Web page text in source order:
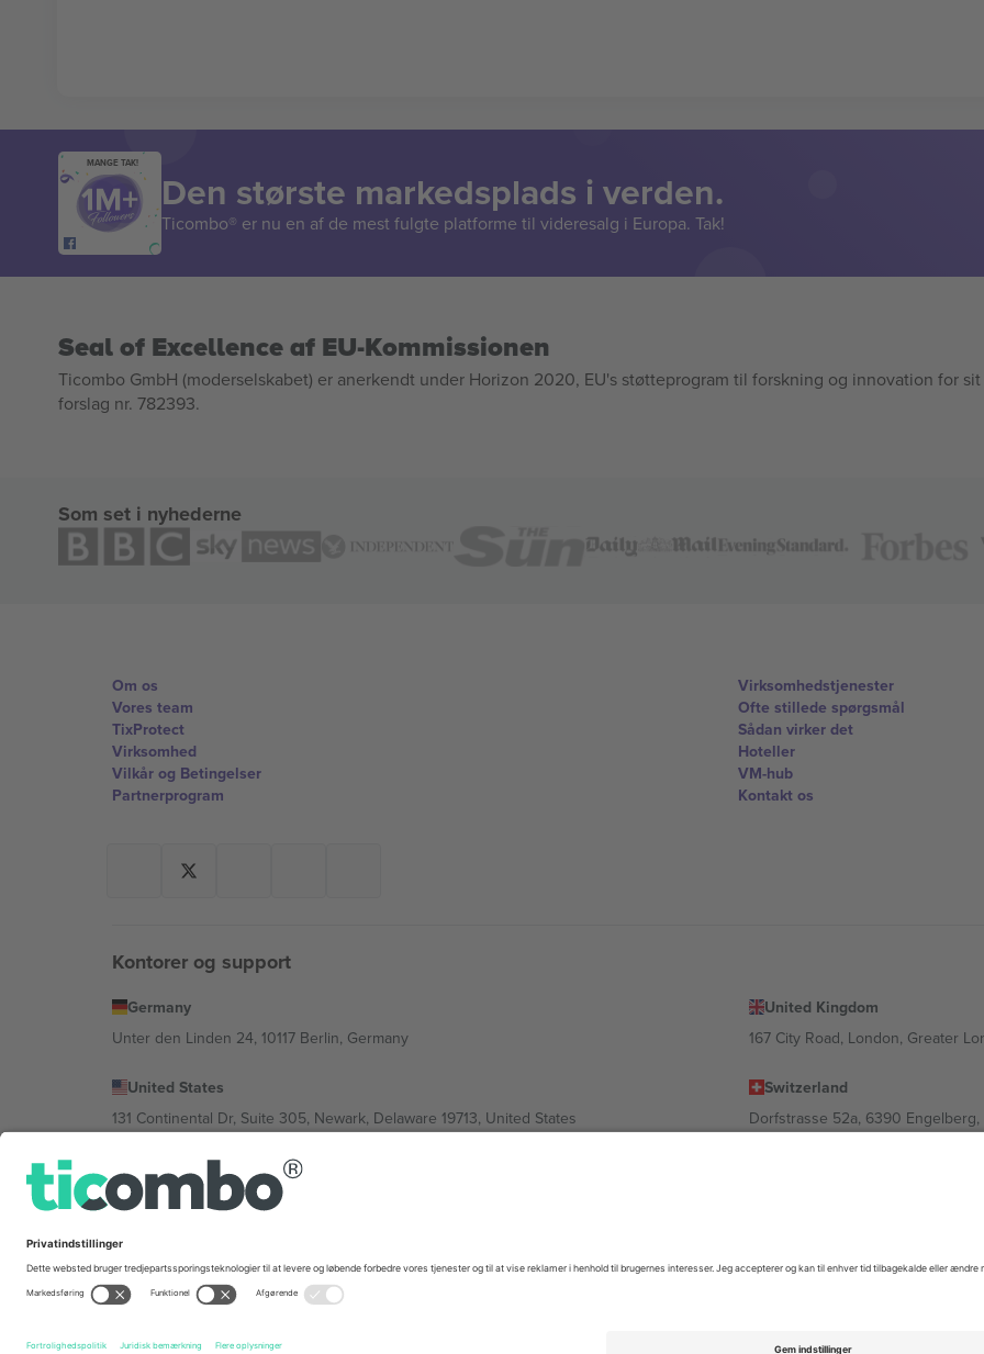
MANGE TAK!
Den største markedsplads i verden.
Ticombo® er nu en af de mest fulgte platforme til videresalg i Europa. Tak!
Seal of Excellence af EU-Kommissionen
Ticombo GmbH (moderselskabet) er anerkendt under Horizon 2020, EU's støtteprogram til forskning og innovation for sit
forslag nr. 782393.
Som set i nyhederne
Om os
Vores team
TixProtect
Virksomhed
Vilkår og Betingelser
Partnerprogram
Virksomhedstjenester
Ofte stillede spørgsmål
Sådan virker det
Hoteller
VM-hub
Kontakt os
Kontorer og support
Germany
Unter den Linden 24, 10117 Berlin, Germany
United Kingdom
167 City Road, London, Greater
United States
131 Continental Dr, Suite 305, Newark, Delaware 19713, United States
Switzerland
Dorfstrasse 52a, 6390 Engelberg,
Bulgaria
Regus Sofia City West, bul Totleben 53-55, 1606 Sofia, Bulgaria
Av Chapultepec 360, Roma Norte, Cuauhtémoc, 06700 Ciudad de México, CDMX, Mexico
© 2026 Ticombo. Alle rettigheder forbeholdes.